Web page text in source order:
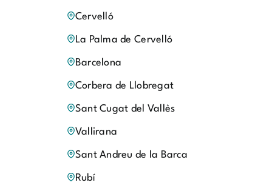
Cervelló
La Palma de Cervelló
Barcelona
Corbera de Llobregat
Sant Cugat del Vallès
Vallirana
Sant Andreu de la Barca
Rubí